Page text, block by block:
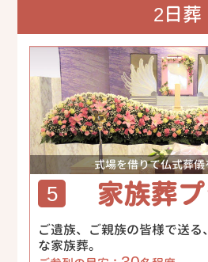
2日葬
式場を借りて仏式葬
5 家族葬
ご遺族、ご親族の皆様で送る
な家族葬。